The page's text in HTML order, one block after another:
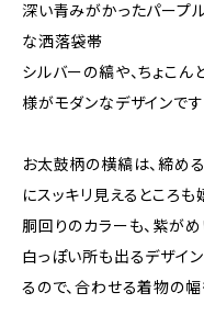
深い青みがかったパープ
な洒落袋帯
シルバーの縞や、ちょこ
様がモダンなデザインで
お太鼓柄の横縞は、締め
にスッキリ見えるところも
胴回りのカラーも、紫が
白っぽい所も出るデザイ
るので、合わせる着物の